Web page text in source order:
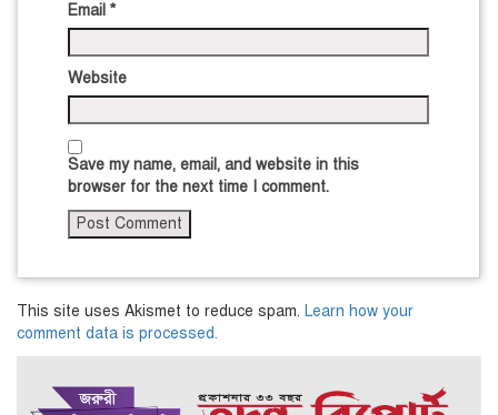
Email *
Website
Save my name, email, and website in this
browser for the next time I comment.
This site uses Akismet to reduce spam. Learn how your
comment data is processed.